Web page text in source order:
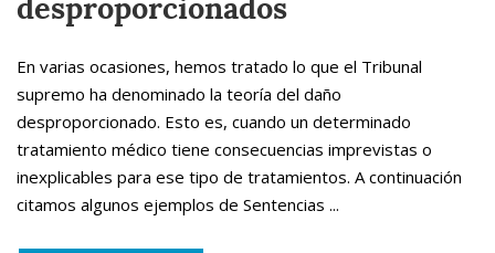
desproporcionados
En varias ocasiones, hemos tratado lo que el Tribunal
supremo ha denominado la teoría del daño
desproporcionado. Esto es, cuando un determinado
tratamiento médico tiene consecuencias imprevistas o
inexplicables para ese tipo de tratamientos. A continuación
citamos algunos ejemplos de Sentencias ...